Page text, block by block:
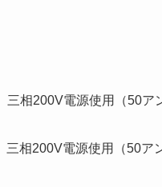
200V電源使用（50ア
200V電源使用（50ア